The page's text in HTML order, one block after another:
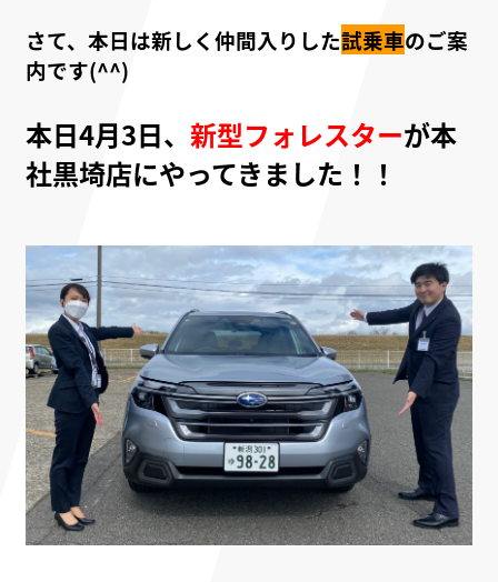
さて、本日は新しく仲間入りした試乗車のご案
内です(^^)
本日4月3日、 新型フォレスターが本
社黒埼店にやってきました！！